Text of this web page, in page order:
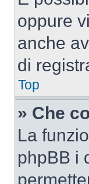
oppure
anche
di
Top
» Che
La
phpBB i